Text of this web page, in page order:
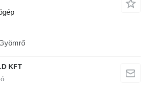
KFT